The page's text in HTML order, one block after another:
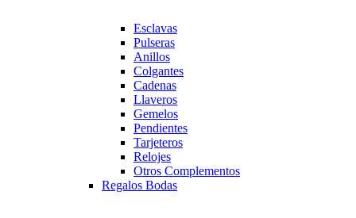
Esclavas
Pulseras
Anillos
Colgantes
Cadenas
Llaveros
Gemelos
Pendientes
Tarjeteros
Relojes
Otros Complementos
Regalos Bodas